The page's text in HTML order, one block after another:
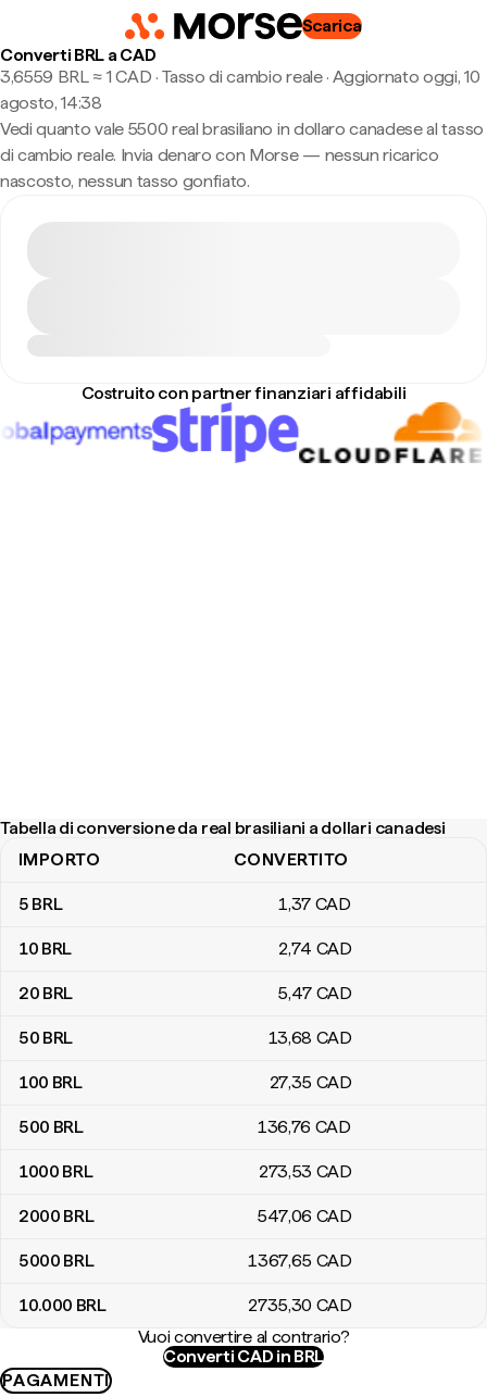
Scarica
Converti BRL a CAD
3,6559 BRL ≈ 1 CAD · Tasso di cambio reale· Aggiornato oggi, 10
agosto, 14:38
Vedi quanto vale 5500 real brasiliano in dollaro canadese al tasso
di cambio reale. Invia denaro con Morse — nessun ricarico
nascosto, nessun tasso gonfiato.
Costruito con partner finanziari affidabili
Tabella di conversione da real brasiliani a dollari canadesi
Tabella di conversione da real brasiliani a dollari canadesi
IMPORTO CONVERTITO
5 BRL 1,37 CAD
10 BRL 2,74 CAD
20 BRL 5,47 CAD
50 BRL 13,68 CAD
100 BRL 27,35 CAD
500 BRL 136,76 CAD
1000 BRL 273,53 CAD
2000 BRL 547,06 CAD
5000 BRL 1367,65 CAD
10.000 BRL 2735,30 CAD
Vuoi convertire al contrario?
Converti CAD in BRL
PAGAMENTI